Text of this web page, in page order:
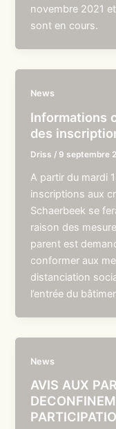
novembre 2021
sont en cours.
News
Informations
des
Driss / 9 septembre
A partir du mardi
inscriptions aux
Schaerbeek se
raison des
parent est
conformer aux
distanciation
l’entrée du
News
AVIS AUX